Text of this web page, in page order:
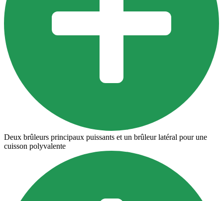
Deux brûleurs principaux puissants et un brûleur latéral pour une
cuisson polyvalente